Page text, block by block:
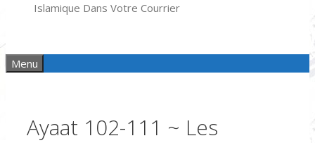
Islamique Dans Votre Courrier
Menu
Ayaat 102-111 ~ Les